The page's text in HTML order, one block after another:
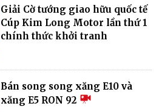
Giải Cờ tướng giao hữu quốc tế
Cúp Kim Long Motor lần thứ 1
chính thức khởi tranh
Bán song song xăng E10 và
xăng E5 RON 92